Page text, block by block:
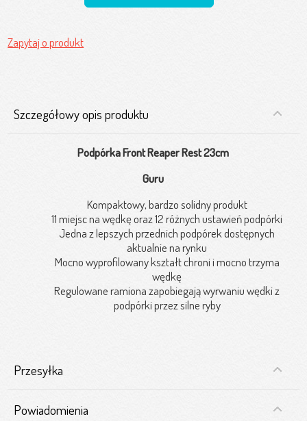
Zapytaj o produkt
Szczegółowy opis produktu
Podpórka Front Reaper Rest 23cm
Guru
Kompaktowy, bardzo solidny produkt
11 miejsc na wędkę oraz 12 różnych ustawień podpórki
Jedna z lepszych przednich podpórek dostępnych
aktualnie na rynku
Mocno wyprofilowany kształt chroni i mocno trzyma
wędkę
Regulowane ramiona zapobiegają wyrwaniu wędki z
podpórki przez silne ryby
Przesyłka
Powiadomienia